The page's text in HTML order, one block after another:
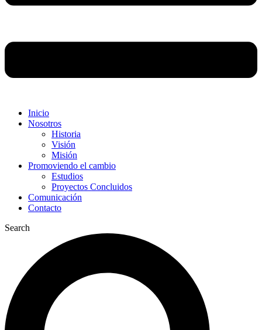
Inicio
Nosotros
Historia
Visión
Misión
Promoviendo el cambio
Estudios
Proyectos Concluidos
Comunicación
Contacto
Search